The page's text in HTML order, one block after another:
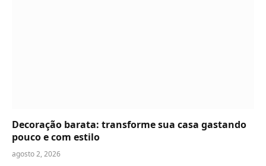
Decoração barata: transforme sua casa gastando
pouco e com estilo
agosto 2, 2026